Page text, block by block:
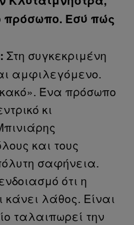
Εσύ πώς
Στη συγκεκριμένη
αμφιλεγόμενο.
Ένα πρόσωπο
κι
και τους
σαφήνεια.
ότι η
λάθος. Είναι
ταλαιπωρεί την